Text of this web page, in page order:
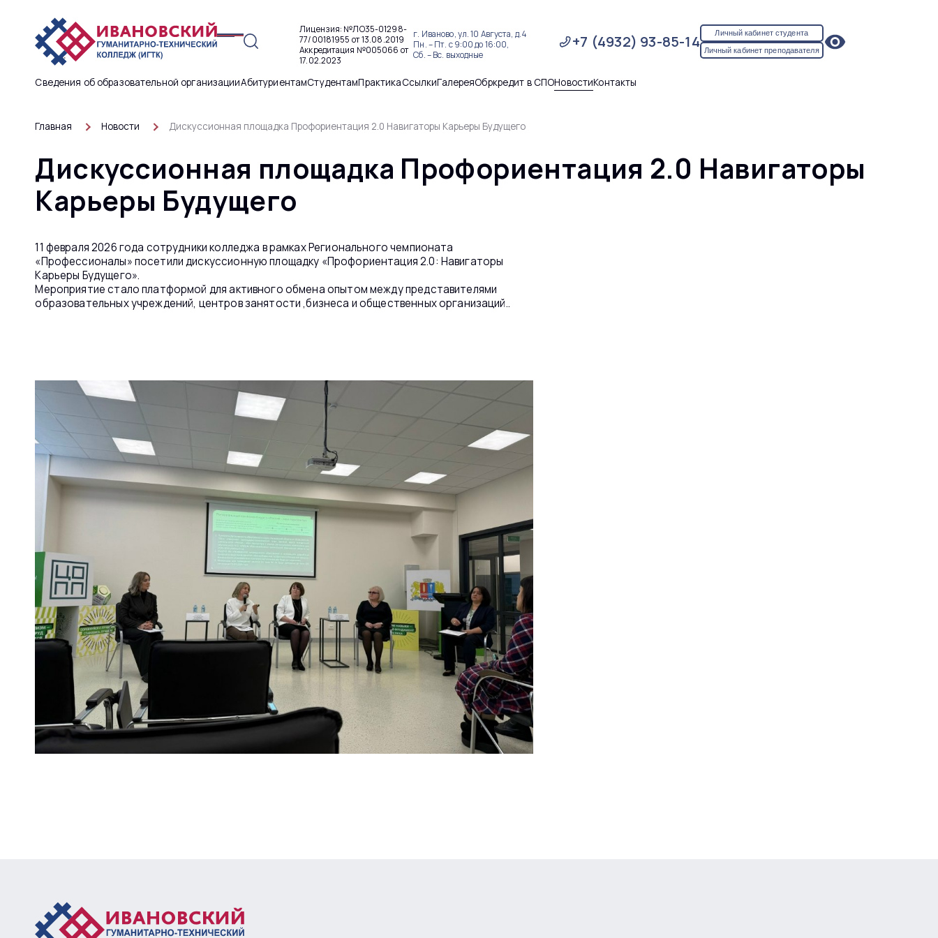
Лицензия: №ЛО35-01298-
77/00181955 от 13.08.2019
Аккредитация №005066 от
17.02.2023
г. Иваново, ул. 10 Августа, д.4
Пн. – Пт. с 9:00 до 16:00,
Сб. – Вс. выходные
+7 (4932) 93-85-14 Личный кабинет студента
Личный кабинет преподавателя
Сведения об образовательной организацииАбитуриентамСтудентамПрактикаСсылкиГалереяОбркредит в СПОНовостиКонтакты
Главная Новости Дискуссионная площадка Профориентация 2.0 Навигаторы Карьеры Будущего
Дискуссионная площадка Профориентация 2.0 Навигаторы
Карьеры Будущего
11 февраля 2026 года сотрудники колледжа в рамках Регионального чемпионата
«Профессионалы» посетили дискуссионную площадку «Профориентация 2.0: Навигаторы
Карьеры Будущего».
Мероприятие стало платформой для активного обмена опытом между представителями
образовательных учреждений, центров занятости ,бизнеса и общественных организаций..